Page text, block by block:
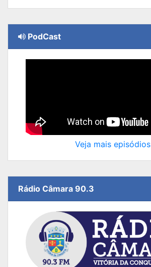
PodCast
Veja mais episódios
Rádio Câmara 90.3